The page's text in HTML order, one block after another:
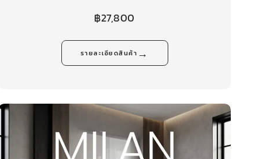
฿27,800
รายละเอียดสินค้า →